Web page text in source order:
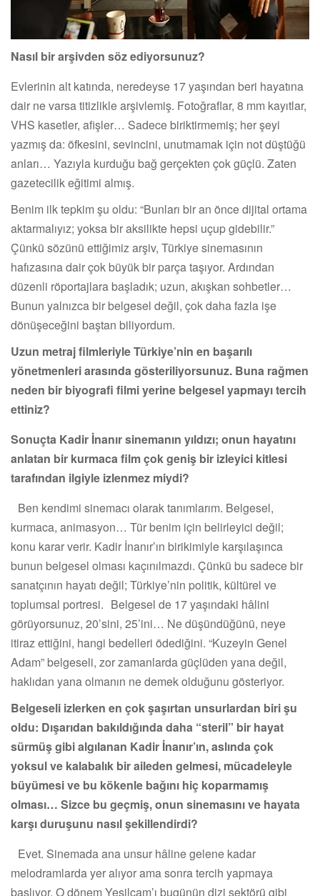
Nasıl bir arşivden söz ediyorsunuz?
Evlerinin alt katında, neredeyse 17 yaşından beri hayatına
dair ne varsa titizlikle arşivlemiş. Fotoğraflar, 8 mm kayıtlar,
VHS kasetler, afişler… Sadece biriktirmemiş; her şeyi
yazmış da: öfkesini, sevincini, unutmamak için not düştüğü
anları… Yazıyla kurduğu bağ gerçekten çok güçlü. Zaten
gazetecilik eğitimi almış.
Benim ilk tepkim şu oldu: “Bunları bir an önce dijital ortama
aktarmalıyız; yoksa bir aksilikte hepsi uçup gidebilir.”
Çünkü sözünü ettiğimiz arşiv, Türkiye sinemasının
hafızasına dair çok büyük bir parça taşıyor. Ardından
düzenli röportajlara başladık; uzun, akışkan sohbetler…
Bunun yalnızca bir belgesel değil, çok daha fazla işe
dönüşeceğini baştan biliyordum.
Uzun metraj filmleriyle Türkiye’nin en başarılı
yönetmenleri arasında gösteriliyorsunuz. Buna rağmen
neden bir biyografi filmi yerine belgesel yapmayı tercih
ettiniz?
Sonuçta Kadir İnanır sinemanın yıldızı; onun hayatını
anlatan bir kurmaca film çok geniş bir izleyici kitlesi
tarafından ilgiyle izlenmez miydi?
Ben kendimi sinemacı olarak tanımlarım. Belgesel,
kurmaca, animasyon… Tür benim için belirleyici değil;
konu karar verir. Kadir İnanır’ın birikimiyle karşılaşınca
bunun belgesel olması kaçınılmazdı. Çünkü bu sadece bir
sanatçının hayatı değil; Türkiye’nin politik, kültürel ve
toplumsal portresi. Belgesel de 17 yaşındaki hâlini
görüyorsunuz, 20’sini, 25’ini… Ne düşündüğünü, neye
itiraz ettiğini, hangi bedelleri ödediğini. “Kuzeyin Genel
Adam” belgeseli, zor zamanlarda güçlüden yana değil,
haklıdan yana olmanın ne demek olduğunu gösteriyor.
Belgeseli izlerken en çok şaşırtan unsurlardan biri şu
oldu: Dışarıdan bakıldığında daha “steril” bir hayat
sürmüş gibi algılanan Kadir İnanır’ın, aslında çok
yoksul ve kalabalık bir aileden gelmesi, mücadeleyle
büyümesi ve bu kökenle bağını hiç koparmamış
olması… Sizce bu geçmiş, onun sinemasını ve hayata
karşı duruşunu nasıl şekillendirdi?
Evet. Sinemada ana unsur hâline gelene kadar
melodramlarda yer alıyor ama sonra tercih yapmaya
başlıyor. O dönem Yeşilçam’ı bugünün dizi sektörü gibi